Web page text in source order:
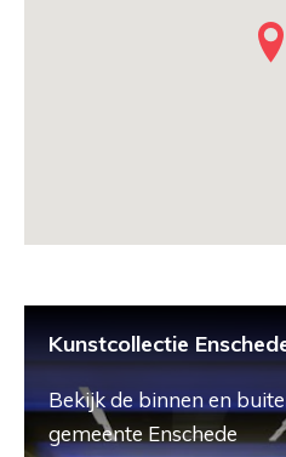
Kunstcollectie
Bekijk de binnen en
gemeente Enschede